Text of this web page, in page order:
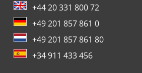
+44 20 331 800 72
+49 201 857 861 0
+49 201 857 861 80
+34 911 433 456